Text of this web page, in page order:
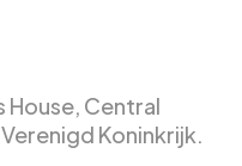
House, Central
Koninkrijk.